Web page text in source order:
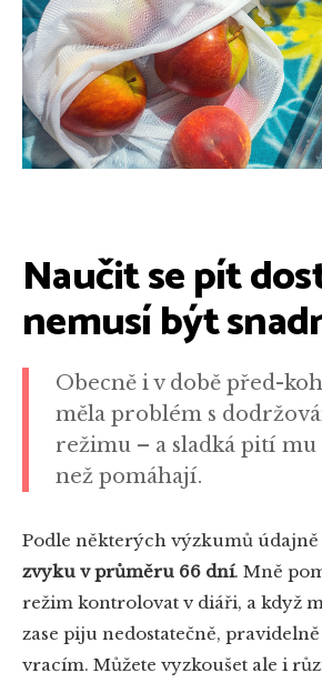
Naučit se pít
nemusí být
Obecně i v době před-
měla problém s
režimu – a sladká pití
než pomáhají.
Podle některých výzkumů údajně
zvyku vprůměru 66 dní. Mně
režim kontrolovat v diáři, a když
zase piju nedostatečně,
vracím. Můžete vyzkoušet ale i